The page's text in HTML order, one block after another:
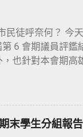
部自治條例草案
府各局處（尤其
市長說明兩案的
一個共同信念：
這二部自治條
的意見，我們唯
民徒呼奈何？ 今
6 會期議員評鑑
也針對本會期高
預算審查會議
鑑作業流程比預
別為： 白喬茵、
（依姓氏筆劃排
末學生分組報告